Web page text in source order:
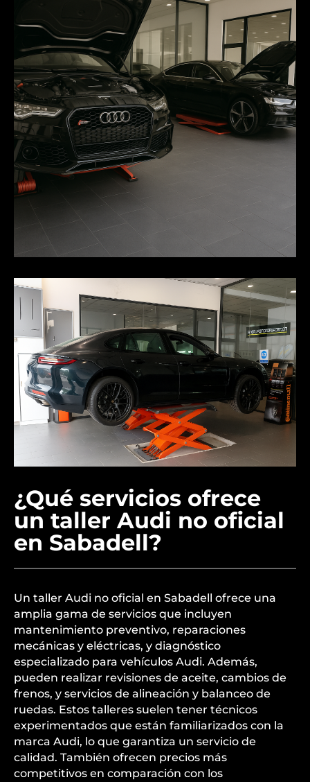
¿Qué servicios ofrece
un taller Audi no oficial
en Sabadell?
Un taller Audi no oficial en Sabadell ofrece una
amplia gama de servicios que incluyen
mantenimiento preventivo, reparaciones
mecánicas y eléctricas, y diagnóstico
especializado para vehículos Audi. Además,
pueden realizar revisiones de aceite, cambios de
frenos, y servicios de alineación y balanceo de
ruedas. Estos talleres suelen tener técnicos
experimentados que están familiarizados con la
marca Audi, lo que garantiza un servicio de
calidad. También ofrecen precios más
competitivos en comparación con los